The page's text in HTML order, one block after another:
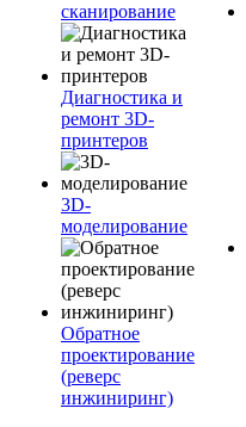
сканирование
Диагностика и
ремонт 3D-
принтеров
3D-
моделирование
Обратное
проектирование
(реверс
инжиниринг)